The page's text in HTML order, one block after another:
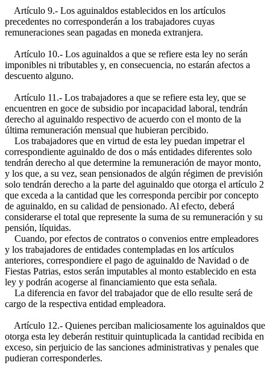
Artículo 9.- Los aguinaldos establecidos en los artículos
precedentes no corresponderán a los trabajadores cuyas
remuneraciones sean pagadas en moneda extranjera.
Artículo 10.- Los aguinaldos a que se refiere esta ley no serán
imponibles ni tributables y, en consecuencia, no estarán afectos a
descuento alguno.
Artículo 11.- Los trabajadores a que se refiere esta ley, que se
encuentren en goce de subsidio por incapacidad laboral, tendrán
derecho al aguinaldo respectivo de acuerdo con el monto de la
última remuneración mensual que hubieran percibido.
Los trabajadores que en virtud de esta ley puedan impetrar el
correspondiente aguinaldo de dos o más entidades diferentes solo
tendrán derecho al que determine la remuneración de mayor monto,
y los que, a su vez, sean pensionados de algún régimen de previsión
solo tendrán derecho a la parte del aguinaldo que otorga el artículo 2
que exceda a la cantidad que les corresponda percibir por concepto
de aguinaldo, en su calidad de pensionado. Al efecto, deberá
considerarse el total que represente la suma de su remuneración y su
pensión, líquidas.
Cuando, por efectos de contratos o convenios entre empleadores
y los trabajadores de entidades contempladas en los artículos
anteriores, correspondiere el pago de aguinaldo de Navidad o de
Fiestas Patrias, estos serán imputables al monto establecido en esta
ley y podrán acogerse al financiamiento que esta señala.
La diferencia en favor del trabajador que de ello resulte será de
cargo de la respectiva entidad empleadora.
Artículo 12.- Quienes perciban maliciosamente los aguinaldos que
otorga esta ley deberán restituir quintuplicada la cantidad recibida en
exceso, sin perjuicio de las sanciones administrativas y penales que
pudieran corresponderles.